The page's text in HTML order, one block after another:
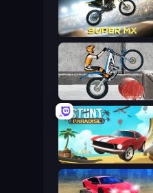
Super MX - Last Season
Trials Ice Ride
Stunt Paradise